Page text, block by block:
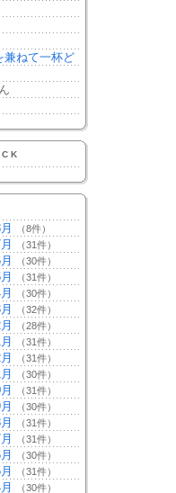
兼ねて一杯ど
（8件）
（31件）
（30件）
（31件）
（30件）
（32件）
（28件）
（31件）
（31件）
（30件）
（31件）
（30件）
（31件）
（31件）
（30件）
（31件）
（30件）